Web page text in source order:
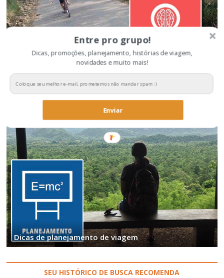
Dicas para economizar na viagem
Dicas de planejamento de viagem
SEU HISTÓRICO DE BUSCA RECOMENDA
Entre pro grupo!
Dicas, promoções, planejamento, histórias de viagem,
novidades e muito mais!
Enviar